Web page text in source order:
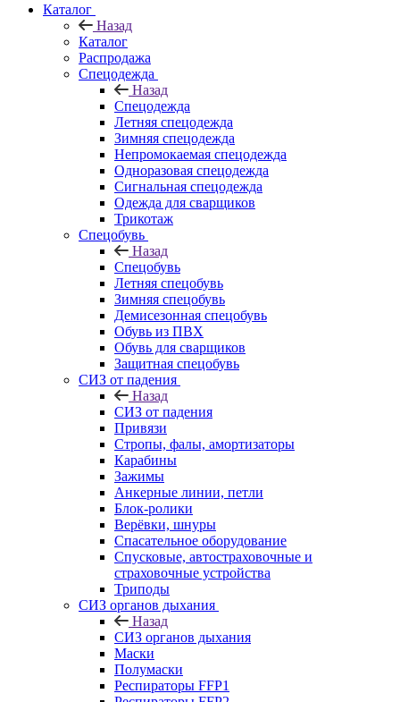
Каталог
Назад
Каталог
Распродажа
Спецодежда
Назад
Спецодежда
Летняя спецодежда
Зимняя спецодежда
Непромокаемая спецодежда
Одноразовая спецодежда
Сигнальная спецодежда
Одежда для сварщиков
Трикотаж
Спецобувь
Назад
Спецобувь
Летняя спецобувь
Зимняя спецобувь
Демисезонная спецобувь
Обувь из ПВХ
Обувь для сварщиков
Защитная спецобувь
СИЗ от падения
Назад
СИЗ от падения
Привязи
Стропы, фалы, амортизаторы
Карабины
Зажимы
Анкерные линии, петли
Блок-ролики
Верёвки, шнуры
Спасательное оборудование
Спусковые, автостраховочные и
страховочные устройства
Триподы
СИЗ органов дыхания
Назад
СИЗ органов дыхания
Маски
Полумаски
Респираторы FFP1